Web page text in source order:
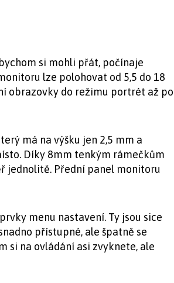
si mohli přát, počínaje
lze polohovat od 5,5 do 18
obrazovky do režimu portrét až po
má na výšku jen 2,5 mm a
Díky 8mm tenkým rámečkům
jednolitě. Přední panel monitoru
menu nastavení. Ty jsou sice
přístupné, ale špatně se
si na ovládání asi zvyknete, ale